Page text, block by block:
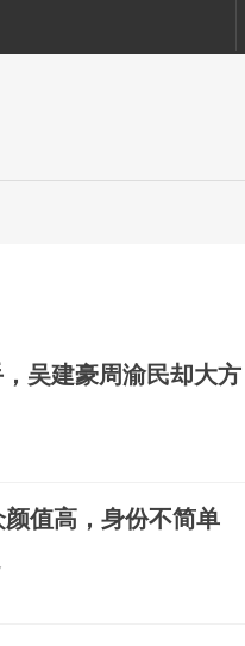
吴建豪周渝民却大方
值高，身份不简单